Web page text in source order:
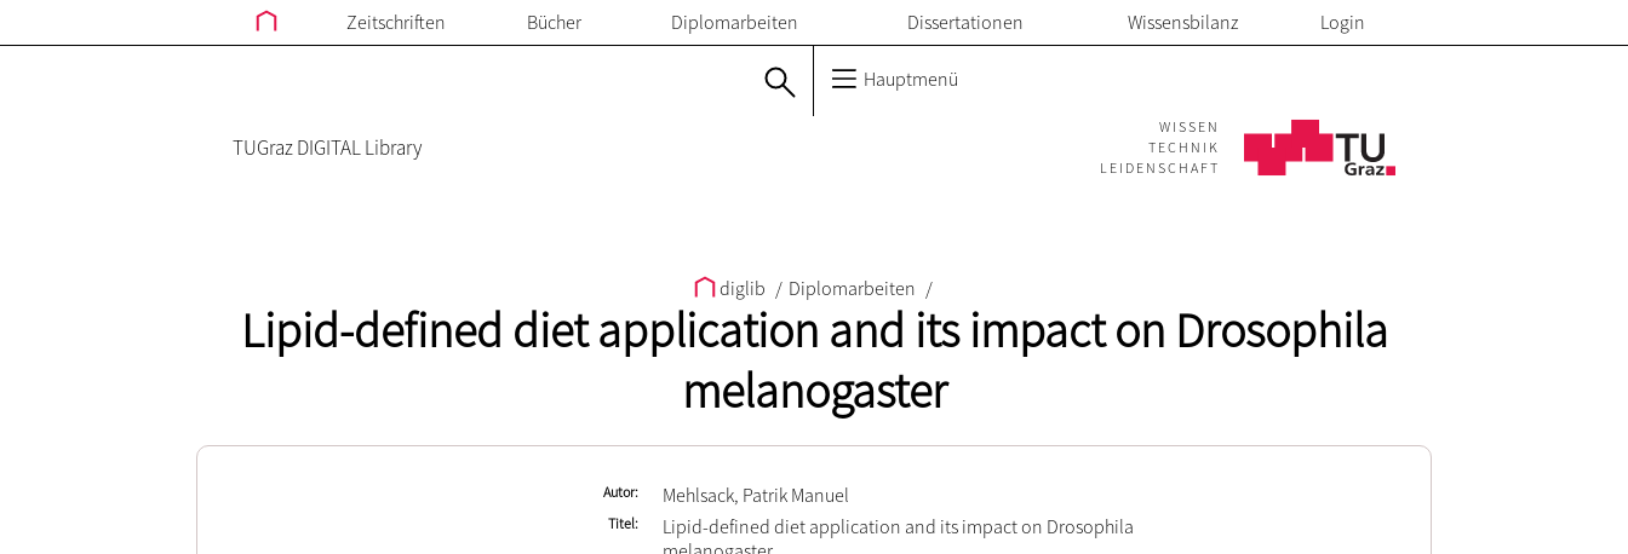
Zeitschriften Bücher Diplomarbeiten Dissertationen Wissensbilanz Login
Hauptmenü
TUGraz DIGITAL Library
WISSEN
TECHNIK
LEIDENSCHAFT
diglib / Diplomarbeiten /
Lipid-defined diet application and its impact on Drosophila
melanogaster
Autor Mehlsack, Patrik Manuel
Titel
Lipid-defined diet application and its impact on Drosophila